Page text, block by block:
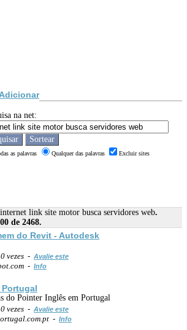
Adicionar
na net:
as palavras Qualquer das palavras
Excluir sites
internet link site motor busca servidores web.
de 2468.
do Revit - Autodesk
vezes - Avalie este
- Info
do Pointer Inglês em Portugal
vezes - Avalie este
- Info